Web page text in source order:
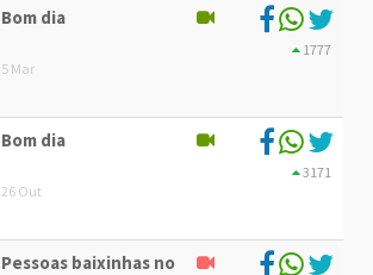
Bom dia
5 Mar
1777
Bom dia
26 Out
3171
Pessoas baixinhas no